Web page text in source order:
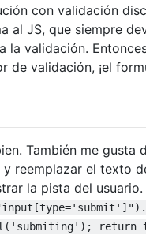
con validación
al JS, que siempre
la validación.
de validación, ¡el
También me gusta
reemplazar el texto
la pista del usuario.